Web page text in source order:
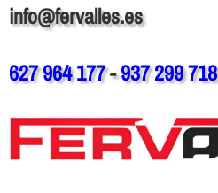
info@fervalles.es
627 964 177-937 299 718